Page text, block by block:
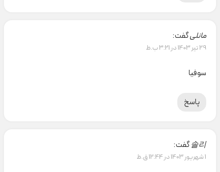
مانلیگفت:
29 تیر 1403 در 3:21 ب.ظ
سوفیا
پاسخ
솔리گفت:
1 شهریور 1403 در 12:44 ق.ظ